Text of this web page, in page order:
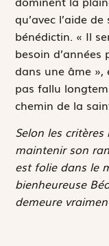
qu’avec l’aide
bénédictin. « Il
besoin
dans une âme »,
pas fallu
chemin de la
Selon les
maintenir son
est folie dans le
bienheureuse
demeure